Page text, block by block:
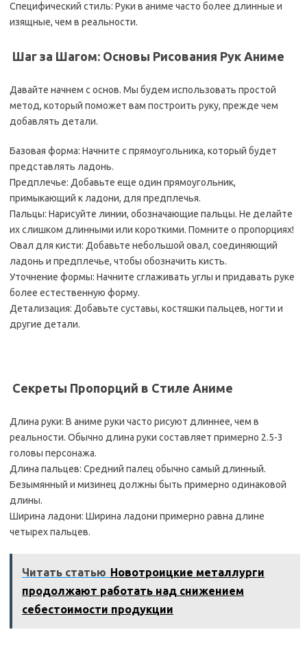
Специфический стиль: Руки в аниме часто более длинные и
изящные, чем в реальности.
️ Шаг за Шагом: Основы Рисования Рук Аниме
Давайте начнем с основ. Мы будем использовать простой
метод, который поможет вам построить руку, прежде чем
добавлять детали.
Базовая форма: Начните с прямоугольника, который будет
представлять ладонь.
Предплечье: Добавьте еще один прямоугольник,
примыкающий к ладони, для предплечья.
Пальцы: Нарисуйте линии, обозначающие пальцы. Не делайте
их слишком длинными или короткими. Помните о пропорциях!
Овал для кисти: Добавьте небольшой овал, соединяющий
ладонь и предплечье, чтобы обозначить кисть.
Уточнение формы: Начните сглаживать углы и придавать руке
более естественную форму.
Детализация: Добавьте суставы, костяшки пальцев, ногти и
другие детали.
️ Секреты Пропорций в Стиле Аниме
Длина руки: В аниме руки часто рисуют длиннее, чем в
реальности. Обычно длина руки составляет примерно 2.5-3
головы персонажа.
Длина пальцев: Средний палец обычно самый длинный.
Безымянный и мизинец должны быть примерно одинаковой
длины.
Ширина ладони: Ширина ладони примерно равна длине
четырех пальцев.
Читать статью Новотроицкие металлурги
продолжают работать над снижением
себестоимости продукции